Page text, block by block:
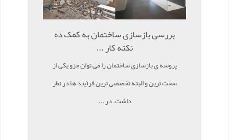
بررسی بازسازی ساختمان به کمک ده
نکته کار ...
پروسه ی بازسازی ساختمان را می توان جزو یکی از
سخت ترین و البته تخصصی ترین فرآیند ها در نظر
داشت. در ...